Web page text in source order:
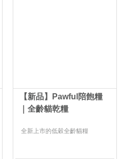
【新品】Pawful陪飽糧
｜全齡貓乾糧
全新上市的低穀全齡貓糧